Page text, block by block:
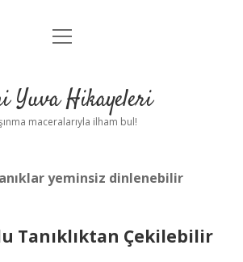
Anasayfa
Yasal Uyarı
menüyü
Yuva Hikayeleri
maceralarıyla ilham bul!
yeminsiz dinlenebilir
Tanıklıktan Çekilebilir